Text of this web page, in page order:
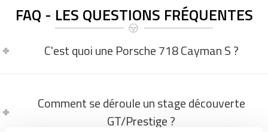
FAQ - LES QUESTIONS FRÉQUENTES
C'est quoi une Porsche 718 Cayman S ?
Comment se déroule un stage découverte
GT/Prestige ?